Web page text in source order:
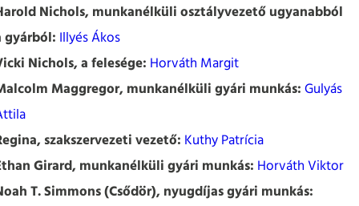
Nichols, munkanélküli osztályvezető ugyanabból
gyárból: Illyés Ákos
Nichols, a felesége: Horváth Margit
Maggregor, munkanélküli gyári munkás:Gulyás
szakszervezeti vezető: Kuthy Patrícia
Girard, munkanélküli gyári munkás: Horváth Viktor
T. Simmons (Csődör), nyugdíjas gyári munkás: